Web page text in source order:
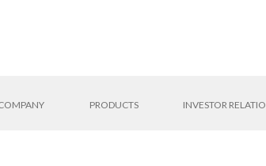
PRODUCTS INVESTOR